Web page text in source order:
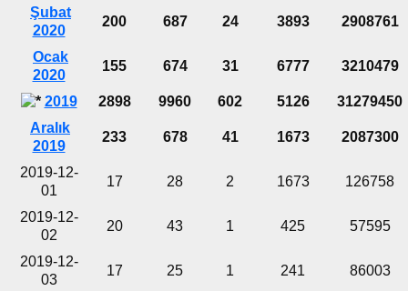
Şubat
2020
200 687 24 3893 2908761
Ocak
2020
155 674 31 6777 3210479
2019 2898 9960 602 5126
31279450
Aralık
2019
233 678 41 1673 2087300
2019-12-
01
17 28 2 1673 126758
2019-12-
02
20 43 1 425 57595
2019-12-
03
17 25 1 241 86003